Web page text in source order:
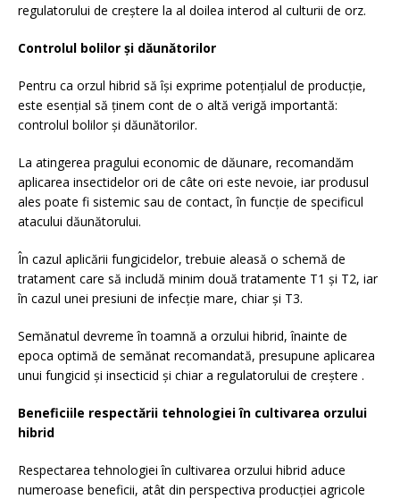
regulatorului de creștere la al doilea interod al culturii de orz.
Controlul bolilor și dăunătorilor
Pentru ca orzul hibrid să își exprime potențialul de producție,
este esențial să ținem cont de o altă verigă importantă:
controlul bolilor și dăunătorilor.
La atingerea pragului economic de dăunare, recomandăm
aplicarea insectidelor ori de câte ori este nevoie, iar produsul
ales poate fi sistemic sau de contact, în funcție de specificul
atacului dăunătorului.
În cazul aplicării fungicidelor, trebuie aleasă o schemă de
tratament care să includă minim două tratamente T1 și T2, iar
în cazul unei presiuni de infecție mare, chiar și T3.
Semănatul devreme în toamnă a orzului hibrid, înainte de
epoca optimă de semănat recomandată, presupune aplicarea
unui fungicid și insecticid și chiar a regulatorului de creștere .
Beneficiile respectării tehnologiei în cultivarea orzului
hibrid
Respectarea tehnologiei în cultivarea orzului hibrid aduce
numeroase beneficii, atât din perspectiva producției agricole